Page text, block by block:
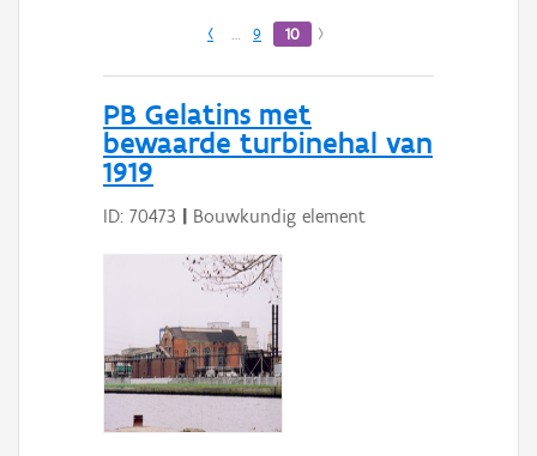
‹ … 9 10 ›
PB Gelatins met
bewaarde turbinehal van
1919
ID: 70473 | Bouwkundig element